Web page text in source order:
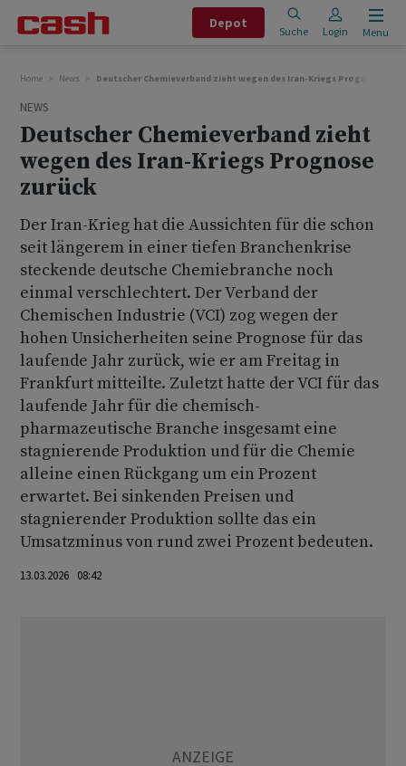
Depot
Suche Login Menu
Home News Deutscher Chemieverband zieht wegen des Iran-Kriegs Prognose
NEWS
Deutscher Chemieverband zieht
wegen des Iran-Kriegs Prognose
zurück
Der Iran-Krieg hat die Aussichten für die schon
seit längerem in einer tiefen Branchenkrise
steckende deutsche Chemiebranche noch
einmal verschlechtert. Der Verband der
Chemischen Industrie (VCI) zog wegen der
hohen Unsicherheiten seine Prognose für das
laufende Jahr zurück, wie er am Freitag in
Frankfurt mitteilte. Zuletzt hatte der VCI für das
laufende Jahr für die chemisch-
pharmazeutische Branche insgesamt eine
stagnierende Produktion und für die Chemie
alleine einen Rückgang um ein Prozent
erwartet. Bei sinkenden Preisen und
stagnierender Produktion sollte das ein
Umsatzminus von rund zwei Prozent bedeuten.
13.03.2026 08:42